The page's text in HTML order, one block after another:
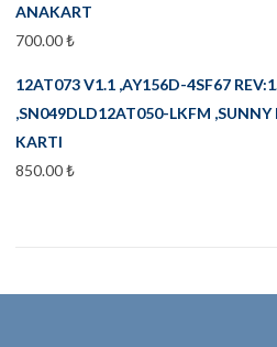
ANAKART
700.00₺
12AT073 V1.1 ,AY156D-4SF67
,SN049DLD12AT050-LKFM ,SUNNY
KARTI
850.00₺